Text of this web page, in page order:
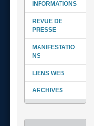
INFORMATIONS
REVUE DE
PRESSE
MANIFESTATIO
NS
LIENS WEB
ARCHIVES